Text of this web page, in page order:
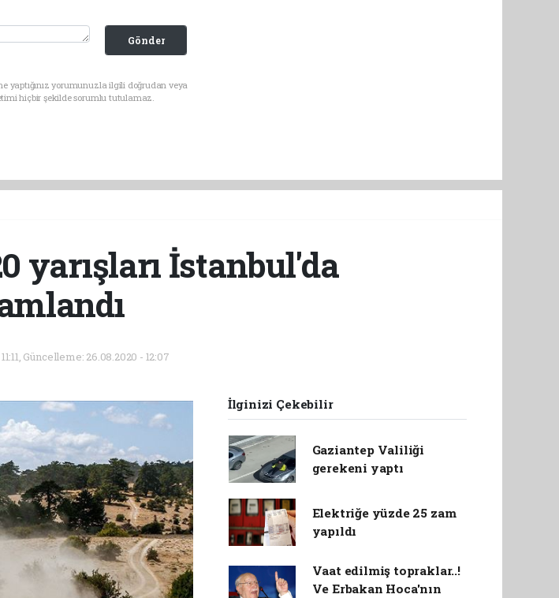
Gönder
yaptığınız yorumunuzla ilgili doğrudan veya
hiçbir şekilde sorumlu tutulamaz.
yarışları İstanbul'da
Güncelleme: 26.08.2020 - 12:07
İlginizi Çekebilir
Gaziantep Valiliği
gerekeni yaptı
Elektriğe yüzde 25 zam
yapıldı
Vaat edilmiş topraklar..!
Ve Erbakan Hoca'nın